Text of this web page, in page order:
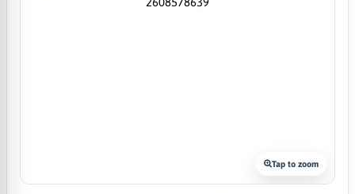
Tap to zoom